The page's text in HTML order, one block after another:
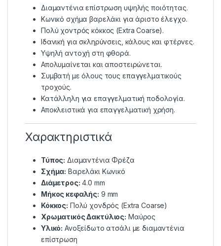
Διαμαντένια επίστρωση υψηλής ποιότητας.
Κωνικό σχήμα βαρελάκι για άριστο έλεγχο.
Πολύ χοντρός κόκκος (Extra Coarse).
Ιδανική για σκληρύνσεις, κάλους και φτέρνες.
Υψηλή αντοχή στη φθορά.
Απολυμαίνεται και αποστειρώνεται.
Συμβατή με όλους τους επαγγελματικούς
τροχούς.
Κατάλληλη για επαγγελματική ποδολογία.
Αποκλειστικά για επαγγελματική χρήση.
Χαρακτηριστικά
Τύπος: Διαμαντένια Φρέζα
Σχήμα: Βαρελάκι Κωνικό
Διάμετρος: 4.0 mm
Μήκος κεφαλής: 9 mm
Κόκκος: Πολύ χονδρός (Extra Coarse)
Χρωματικός Δακτύλιος: Μαύρος
Υλικό: Ανοξείδωτο ατσάλι με διαμαντένια
επίστρωση